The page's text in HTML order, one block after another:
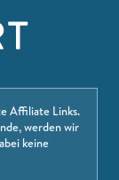
Affiliate Links.
werden wir
keine